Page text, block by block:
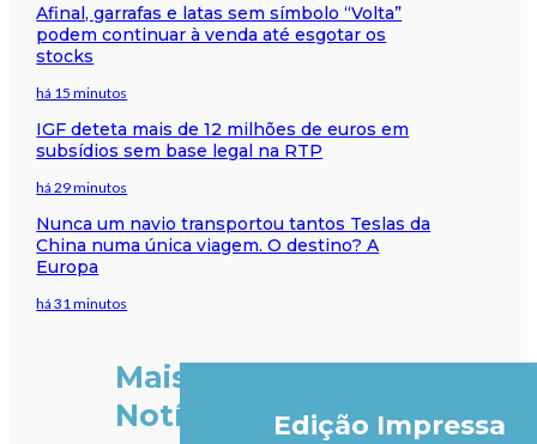
Afinal, garrafas e latas sem símbolo “Volta”
podem continuar à venda até esgotar os
stocks
há 15 minutos
IGF deteta mais de 12 milhões de euros em
subsídios sem base legal na RTP
há 29 minutos
Nunca um navio transportou tantos Teslas da
China numa única viagem. O destino? A
Europa
há 31 minutos
Mais
Notícias
Edição Impressa